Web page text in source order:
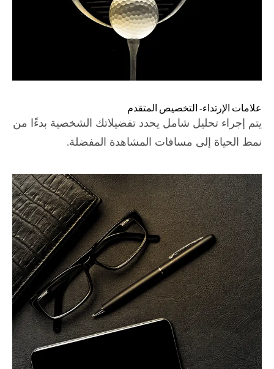
علامات الإرتداء- التخصيص المتقدم
يتم إجراء تحليل شامل يحدد تفضيلاتك الشخصية بدءًا من
نمط الحياة إلى مسافات المشاهدة المفضلة.